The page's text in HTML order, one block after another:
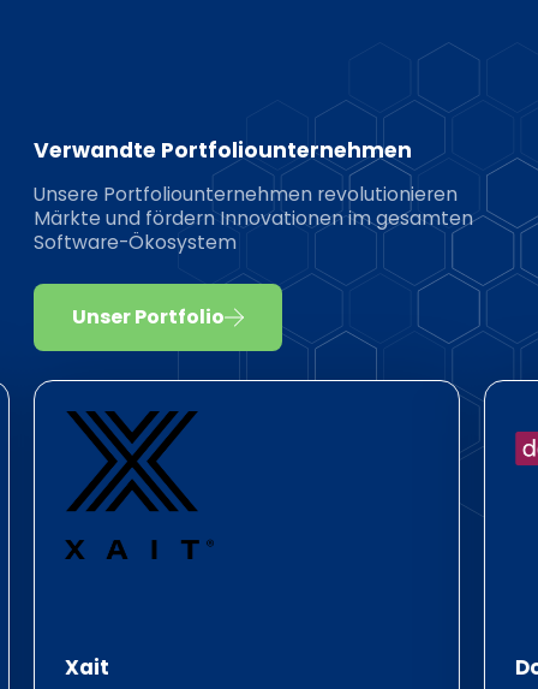
Verwandte Portfoliounternehmen
Unsere Portfoliounternehmen revolutionieren
Märkte und fördern Innovationen im gesamten
Software-Ökosystem
Unser Portfolio
Xait